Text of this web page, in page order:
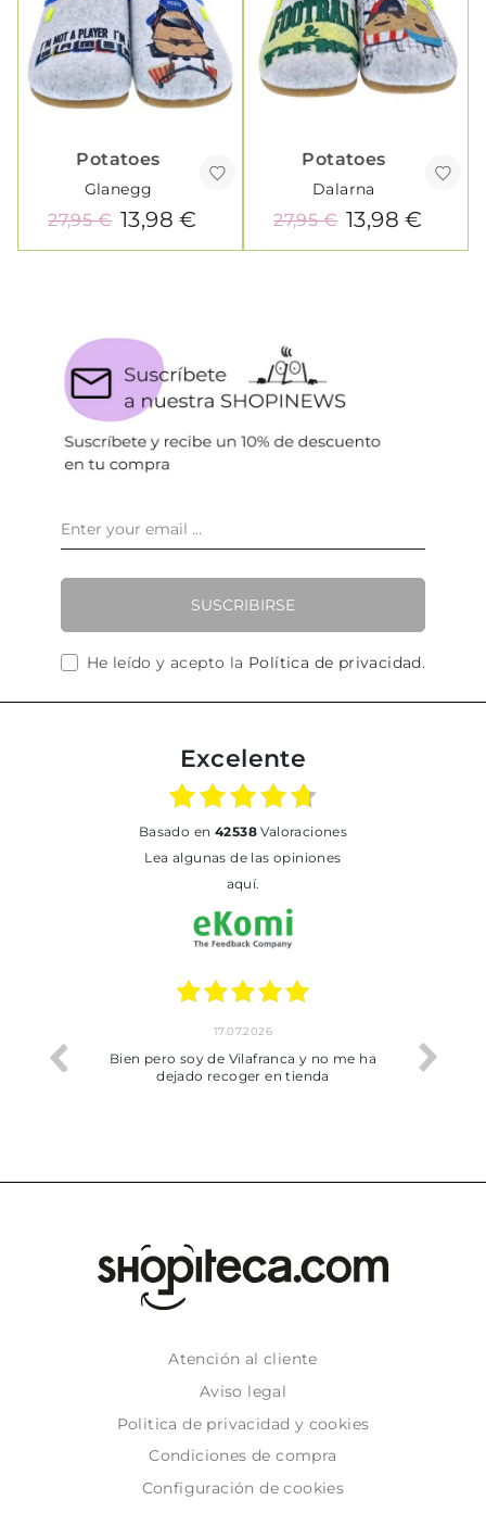
Potatoes
Glanegg
13,98 €
27,95 €
Potatoes
Dalarna
13,98 €
27,95 €
SUSCRIBIRSE
He leído y acepto la Política de privacidad.
Excelente
basado en 42538Valoraciones
Lea algunas de las opiniones
aquí.
trobat
17.07.2026
Bien pero soy de Vilafranca y no me ha
dejado recoger en tienda
Atención al cliente
Aviso legal
Politica de privacidad y cookies
Condiciones de compra
Configuración de cookies